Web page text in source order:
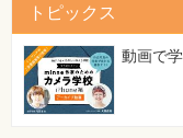
Lesson 58 結果を判
Lesson 59 どこから来
う
Lesson 60 サイトに来
みましょう
トピックス
動画で